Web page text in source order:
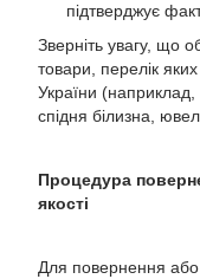
підтверджує
Зверніть увагу, що
товари, перелік
України
спідня білизна,
Процедура
якості
Для повернення або